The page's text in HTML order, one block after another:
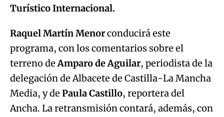
Turístico Internacional.
Raquel Martín Menorconducirá este
programa, con los comentarios sobre el
terreno deAmparo de Aguilar, periodista de la
delegación de Albacete de Castilla-La Mancha
Media, y de Paula Castillo, reportera del
Ancha. La retransmisión contará, además, con